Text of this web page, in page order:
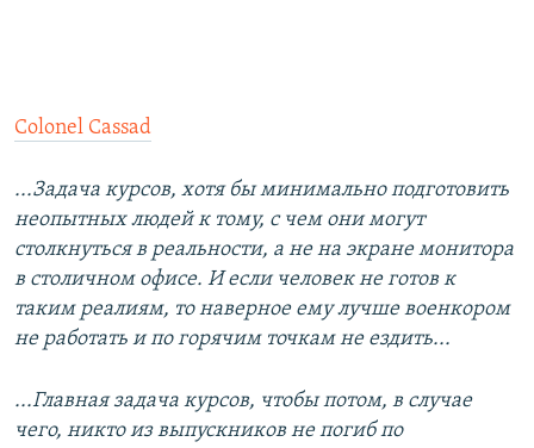
Colonel Cassad
...Задача курсов, хотя бы минимально подготовить
неопытных людей к тому, с чем они могут
столкнуться в реальности, а не на экране монитора
в столичном офисе. И если человек не готов к
таким реалиям, то наверное ему лучше военкором
не работать и по горячим точкам не ездить...
...Главная задача курсов, чтобы потом, в случае
чего, никто из выпускников не погиб по